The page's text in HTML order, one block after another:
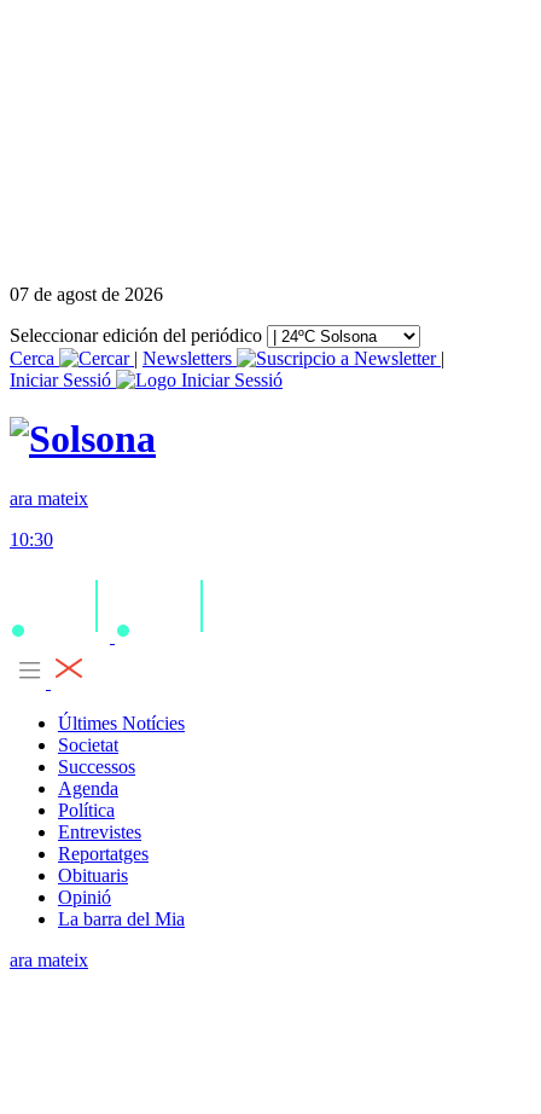
07 de agost de 2026
Seleccionar edición del periódico
Cerca
| Newsletters
|
Iniciar Sessió
ara mateix
10:30
Últimes Notícies
Societat
Successos
Agenda
Política
Entrevistes
Reportatges
Obituaris
Opinió
La barra del Mia
ara mateix